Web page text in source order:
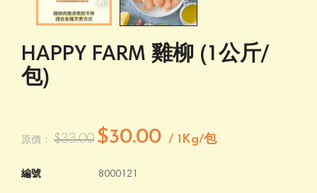
HAPPY FARM 雞柳 (1公斤/
包)
原價： $33.00 $30.00 / 1Kg/包
編號 8000121